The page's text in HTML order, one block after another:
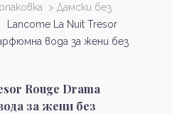
> Дамски без
Lancome La Nuit Tresor
вода за жени без
Rouge Drama
за жени без